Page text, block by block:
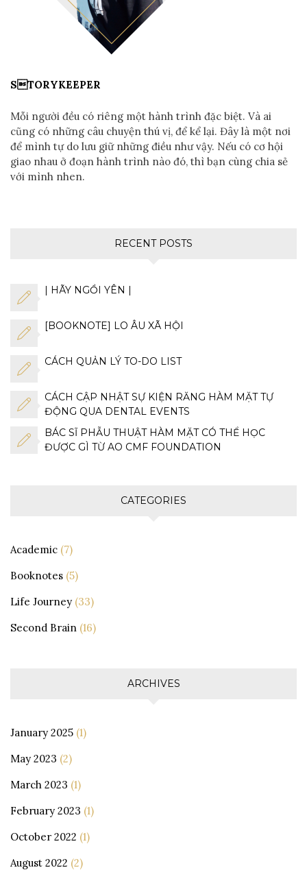
STORYKEEPER
Mỗi người đều có riêng một hành trình đặc biệt. Và ai
cũng có những câu chuyện thú vị, để kể lại. Đây là một nơi
để mình tự do lưu giữ những điều như vậy. Nếu có cơ hội
giao nhau ở đoạn hành trình nào đó, thì bạn cùng chia sẻ
với mình nhen.
RECENT POSTS
| HÃY NGỒI YÊN |
[BOOKNOTE] LO ÂU XÃ HỘI
CÁCH QUẢN LÝ TO-DO LIST
CÁCH CẬP NHẬT SỰ KIỆN RĂNG HÀM MẶT TỰ
ĐỘNG QUA DENTAL EVENTS
BÁC SĨ PHẪU THUẬT HÀM MẶT CÓ THỂ HỌC
ĐƯỢC GÌ TỪ AO CMF FOUNDATION
CATEGORIES
Academic (7)
Booknotes (5)
Life Journey (33)
Second Brain (16)
ARCHIVES
January 2025 (1)
May 2023 (2)
March 2023 (1)
February 2023 (1)
October 2022 (1)
August 2022 (2)